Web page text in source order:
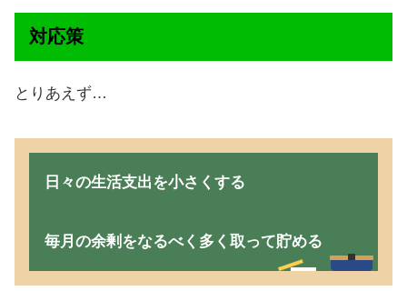
対応策
とりあえず…
日々の生活支出を小さくする
毎月の余剰をなるべく多く取って貯める